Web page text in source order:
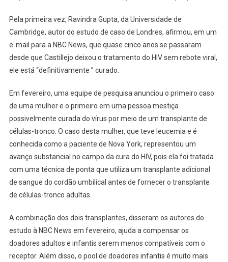
Pela primeira vez, Ravindra Gupta, da Universidade de
Cambridge, autor do estudo de caso de Londres, afirmou, em um
e-mail para a NBC News, que quase cinco anos se passaram
desde que Castillejo deixou o tratamento do HIV sem rebote viral,
ele está “definitivamente ” curado.
Em fevereiro, uma equipe de pesquisa anunciou o primeiro caso
de uma mulher e o primeiro em uma pessoa mestiça
possivelmente curada do vírus por meio de um transplante de
células-tronco. O caso desta mulher, que teve leucemia e é
conhecida como a paciente de Nova York, representou um
avanço substancial no campo da cura do HIV, pois ela foi tratada
com uma técnica de ponta que utiliza um transplante adicional
de sangue do cordão umbilical antes de fornecer o transplante
de células-tronco adultas.
A combinação dos dois transplantes, disseram os autores do
estudo à NBC News em fevereiro, ajuda a compensar os
doadores adultos e infantis serem menos compatíveis com o
receptor. Além disso, o pool de doadores infantis é muito mais